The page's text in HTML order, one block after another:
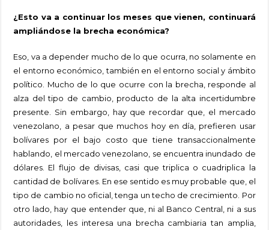
¿Esto va a continuar los meses que vienen, continuará
ampliándose la brecha económica?
Eso, va a depender mucho de lo que ocurra, no solamente en
el entorno económico, también en el entorno social y ámbito
político. Mucho de lo que ocurre con la brecha, responde al
alza del tipo de cambio, producto de la alta incertidumbre
presente. Sin embargo, hay que recordar que, el mercado
venezolano, a pesar que muchos hoy en día, prefieren usar
bolívares por el bajo costo que tiene transaccionalmente
hablando, el mercado venezolano, se encuentra inundado de
dólares. El flujo de divisas, casi que triplica o cuadriplica la
cantidad de bolívares. En ese sentido es muy probable que, el
tipo de cambio no oficial, tenga un techo de crecimiento. Por
otro lado, hay que entender que, ni al Banco Central, ni a sus
autoridades, les interesa una brecha cambiaria tan amplia,